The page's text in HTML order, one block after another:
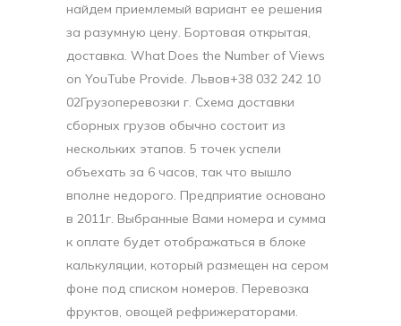
найдем приемлемый вариант ее решения
за разумную цену. Бортовая открытая,
доставка. What Does the Number of Views
on YouTube Provide. Львов+38 032 242 10
02Грузоперевозки г. Схема доставки
сборных грузов обычно состоит из
нескольких этапов. 5 точек успели
объехать за 6 часов, так что вышло
вполне недорого. Предприятие основано
в 2011г. Выбранные Вами номера и сумма
к оплате будет отображаться в блоке
калькуляции, который размещен на сером
фоне под списком номеров. Перевозка
фруктов, овощей рефрижераторами.